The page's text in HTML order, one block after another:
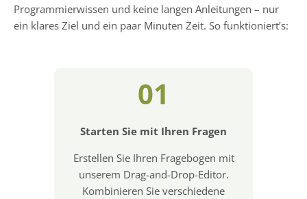
Programmierwissen und keine langen Anleitungen – nur
ein klares Ziel und ein paar Minuten Zeit. So funktioniert’s:
01
Starten Sie mit Ihren Fragen
Erstellen Sie Ihren Fragebogen mit
unserem Drag-and-Drop-Editor.
Kombinieren Sie verschiedene